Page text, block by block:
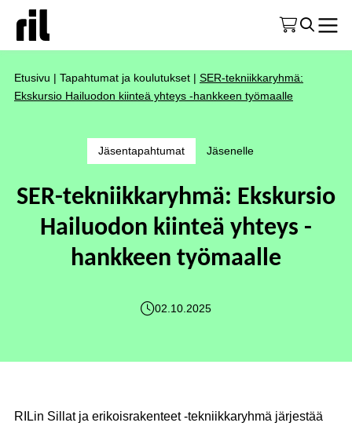
Etusivu | Tapahtumat ja koulutukset | SER-tekniikkaryhmä:
Ekskursio Hailuodon kiinteä yhteys -hankkeen työmaalle
Jäsentapahtumat Jäsenelle
SER-tekniikkaryhmä: Ekskursio
Hailuodon kiinteä yhteys -
hankkeen työmaalle
02.10.2025
RILin Sillat ja erikoisrakenteet -tekniikkaryhmä järjestää